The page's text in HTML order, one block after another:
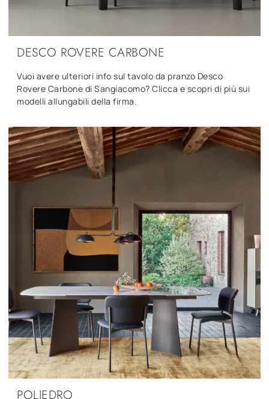
DESCO ROVERE CARBONE
Vuoi avere ulteriori info sul tavolo da pranzo Desco
Rovere Carbone di Sangiacomo? Clicca e scopri di più sui
modelli allungabili della firma.
POLIEDRO